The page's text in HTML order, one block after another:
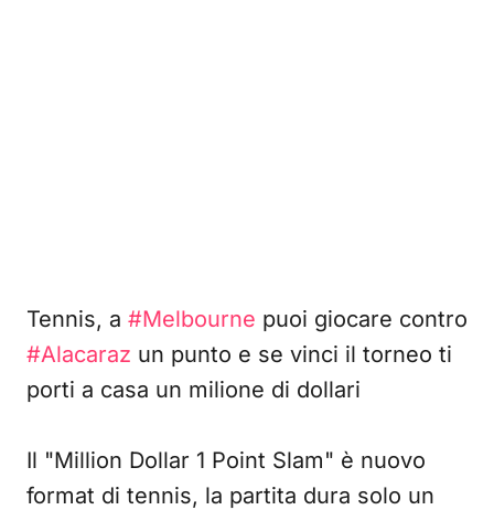
Tennis, a #Melbourne puoi giocare contro
#Alacaraz un punto e se vinci il torneo ti
porti a casa un milione di dollari
Il "Million Dollar 1 Point Slam" è nuovo
format di tennis, la partita dura solo un